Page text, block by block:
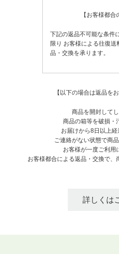
【お客様都合
下記の返品不可能な条件
限り お客様による往復送
品・交換を承ります。
【以下の場合は返品を
商品を開封して
商品の箱等を破損・
お届けから8日以上
ご連絡がない状態で商
お客様が一度ご利用
お客様都合による返品・交換で、
詳しくは